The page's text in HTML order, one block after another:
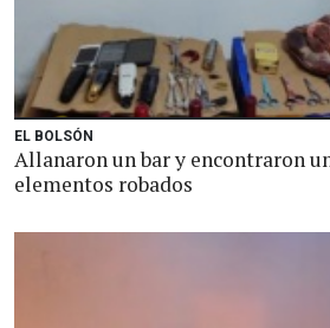
EL BOLSÓN
Allanaron un bar y encontraron
elementos robados